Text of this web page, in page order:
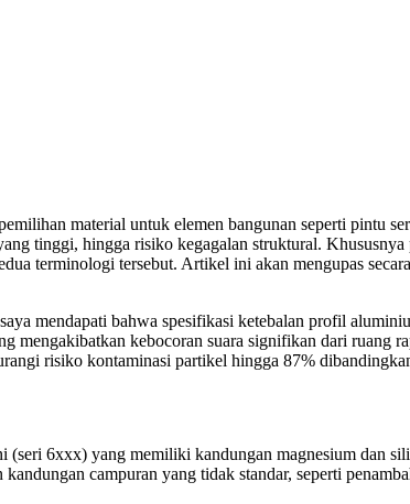
material untuk elemen bangunan seperti pintu
tinggi, hingga risiko kegagalan struktural.
terminologi tersebut. Artikel ini akan mengupas
mendapati bahwa spesifikasi ketebalan profil
mengakibatkan kebocoran suara signifikan dari ruang
risiko kontaminasi partikel hingga 87%
(seri 6xxx) yang memiliki kandungan magnesium dan
campuran yang tidak standar, seperti